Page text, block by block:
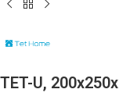
TET-U,